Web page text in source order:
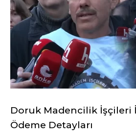
Doruk Madencilik İşçileri
Ödeme Detayları